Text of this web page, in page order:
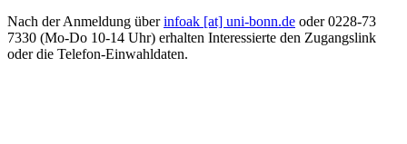
Nach der Anmeldung überinfoak [at] uni-bonn.de oder 0228-73
7330 (Mo-Do 10-14 Uhr) erhalten Interessierte den Zugangslink
oder die Telefon-Einwahldaten.